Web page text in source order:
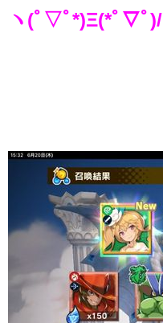
ヽ(ﾟ▽ﾟ*)Ξ(*ﾟ▽ﾟ)/